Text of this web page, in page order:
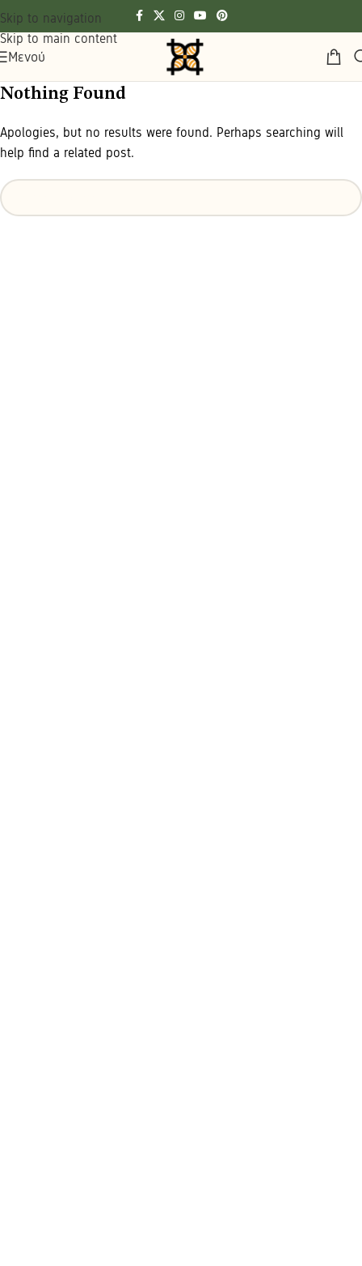
Skip to navigation
Skip to main content
Μενού
Nothing Found
Apologies, but no results were found. Perhaps searching will
help find a related post.